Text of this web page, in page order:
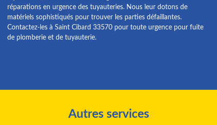
réparations en urgence des tuyauteries. Nous leur dotons de
matériels sophistiqués pour trouver les parties défaillantes.
Contactez-les à Saint Cibard 33570 pour toute urgence pour fuite
de plomberie et de tuyauterie.
Autres services